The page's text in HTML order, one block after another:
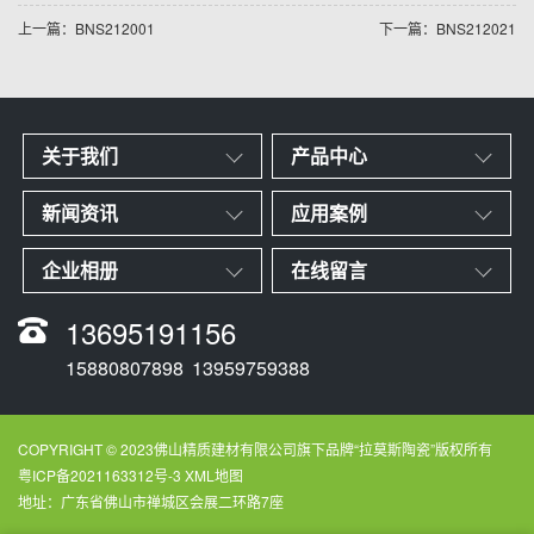
上一篇：BNS212001 下一篇：BNS212021
关于我们 产品中心
新闻资讯 应用案例
企业相册 在线留言
13695191156
15880807898 13959759388
COPYRIGHT © 2023佛山精质建材有限公司旗下品牌“拉莫斯陶瓷”版权所有
粤ICP备2021163312号-3 XML地图
地址：广东省佛山市禅城区会展二环路7座